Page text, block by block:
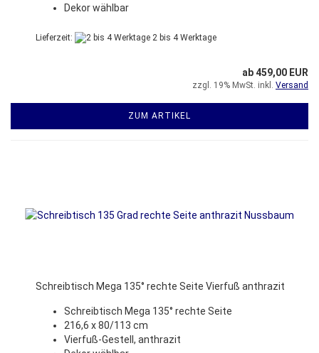
Dekor wählbar
Lieferzeit: 2 bis 4 Werktage
ab 459,00 EUR
zzgl. 19% MwSt. inkl. Versand
ZUM ARTIKEL
Schreibtisch Mega 135° rechte Seite Vierfuß anthrazit
Schreibtisch Mega 135° rechte Seite
216,6 x 80/113 cm
Vierfuß-Gestell, anthrazit